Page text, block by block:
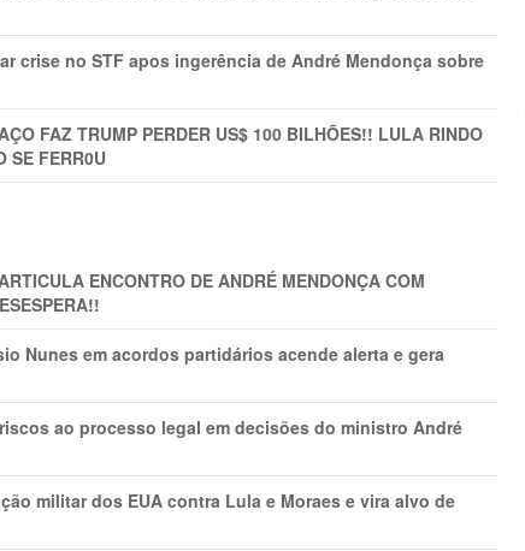
crise no STF apos ingerência de André Mendonça sobre
FAZ TRUMP PERDER US$ 100 BILHÕES!! LULA RINDO
SE FERR0U
ENCONTRO DE ANDRÉ MENDONÇA COM
Nunes em acordos partidários acende alerta e gera
ao processo legal em decisões do ministro André
militar dos EUA contra Lula e Moraes e vira alvo de